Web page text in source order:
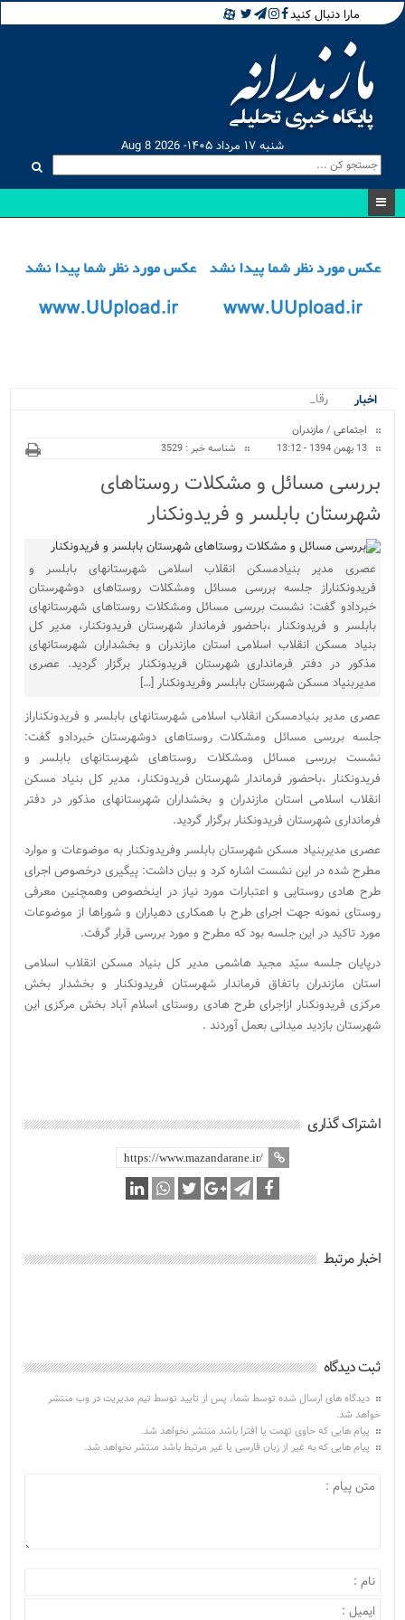
مارا دنبال کنید
شنبه ۱۷ مرداد ۱۴۰۵- Aug 8 2026
اخبار
رقابت نف.
اجتماعی / مازندران
13 بهمن 1394 - 13:12
شناسه خبر : 3529
بررسی مسائل و مشکلات روستاهای
شهرستان بابلسر و فریدونکنار
عصری مدیر بنیادمسکن انقلاب اسلامی شهرستانهای بابلسر و
فریدونکناراز جلسه بررسی مسائل ومشکلات روستاهای دوشهرستان
خبردادو گفت: نشست بررسی مسائل ومشکلات روستاهای شهرستانهای
بابلسر و فریدونکنار ،باحضور فرماندار شهرستان فریدونکنار، مدیر کل
بنیاد مسکن انقلاب اسلامی استان مازندران و بخشداران شهرستانهای
مذکور در دفتر فرمانداری شهرستان فریدونکنار برگزار گردید. عصری
مدیربنیاد مسکن شهرستان بابلسر وفریدونکنار […]
عصری مدیر بنیادمسکن انقلاب اسلامی شهرستانهای بابلسر و فریدونکناراز
جلسه بررسی مسائل ومشکلات روستاهای دوشهرستان خبردادو گفت:
نشست بررسی مسائل ومشکلات روستاهای شهرستانهای بابلسر و
فریدونکنار ،باحضور فرماندار شهرستان فریدونکنار، مدیر کل بنیاد مسکن
انقلاب اسلامی استان مازندران و بخشداران شهرستانهای مذکور در دفتر
فرمانداری شهرستان فریدونکنار برگزار گردید.
عصری مدیربنیاد مسکن شهرستان بابلسر وفریدونکنار به موضوعات و موارد
مطرح شده در این نشست اشاره کرد و بیان داشت: پیگیری درخصوص اجرای
طرح هادی روستایی و اعتبارات مورد نیاز در اینخصوص وهمچنین معرفی
روستای نمونه جهت اجرای طرح با همکاری دهیاران و شوراها از موضوعات
مورد تاکید در این جلسه بود که مطرح و مورد بررسی قرار گرفت.
درپایان جلسه سیّد مجید هاشمی مدیر کل بنیاد مسکن انقلاب اسلامی
استان مازندران باتفاق فرماندار شهرستان فریدونکنار و بخشدار بخش
مرکزی فریدونکنار ازاجرای طرح هادی روستای اسلام آباد بخش مرکزی این
شهرستان بازدید میدانی بعمل آوردند .
اشتراک گذاری
اخبار مرتبط
ثبت دیدگاه
دیدگاه های ارسال شده توسط شما، پس از تایید توسط تیم مدیریت در وب منتشر
خواهد شد.
پیام هایی که حاوی تهمت یا افترا باشد منتشر نخواهد شد.
پیام هایی که به غیر از زبان فارسی یا غیر مرتبط باشد منتشر نخواهد شد.